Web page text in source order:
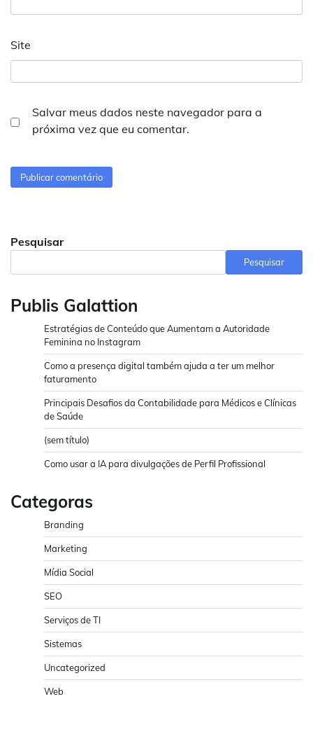
Site
Salvar meus dados neste navegador para a
próxima vez que eu comentar.
Pesquisar
Pesquisar
Publis Galattion
Estratégias de Conteúdo que Aumentam a Autoridade
Feminina no Instagram
Como a presença digital também ajuda a ter um melhor
faturamento
Principais Desafios da Contabilidade para Médicos e Clínicas
de Saúde
(sem título)
Como usar a IA para divulgações de Perfil Profissional
Categoras
Branding
Marketing
Mídia Social
SEO
Serviços de TI
Sistemas
Uncategorized
Web